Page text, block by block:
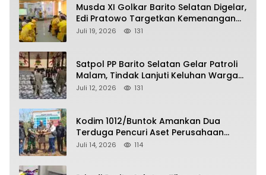
Musda XI Golkar Barito Selatan Digelar,
Edi Pratowo Targetkan Kemenangan
Partai pada Pemilu Mendatang
Juli 19, 2026 131
Satpol PP Barito Selatan Gelar Patroli
Malam, Tindak Lanjuti Keluhan Warga
soal Balap Liar dan Remaja Nongkrong
Juli 12, 2026 131
Kodim 1012/Buntok Amankan Dua
Terduga Pencuri Aset Perusahaan
Sitaan Satgas PKH, Satu Paket Diduga
Juli 14, 2026 114